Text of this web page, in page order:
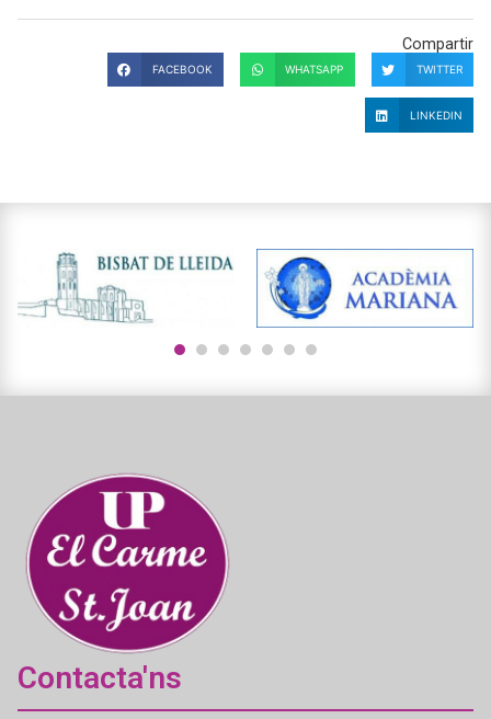
Compartir
FACEBOOK WHATSAPP TWITTER
LINKEDIN
Contacta'ns